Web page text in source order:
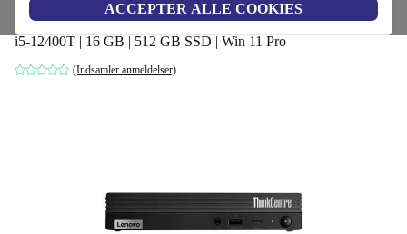
ACCEPTER ALLE COOKIES
Lenovo ThinkCentre M70q Gen 3
i5-12400T | 16 GB | 512 GB SSD | Win 11 Pro
(Indsamler anmeldelser)